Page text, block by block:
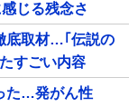
じる残念さ
底取材…｢伝説の
すごい内容
た…発がん性